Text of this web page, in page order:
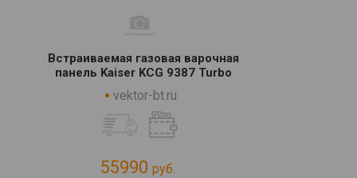
Встраиваемая газовая варочная
панель Kaiser KCG 9387 Turbo
vektor-bt.ru
55990 руб.